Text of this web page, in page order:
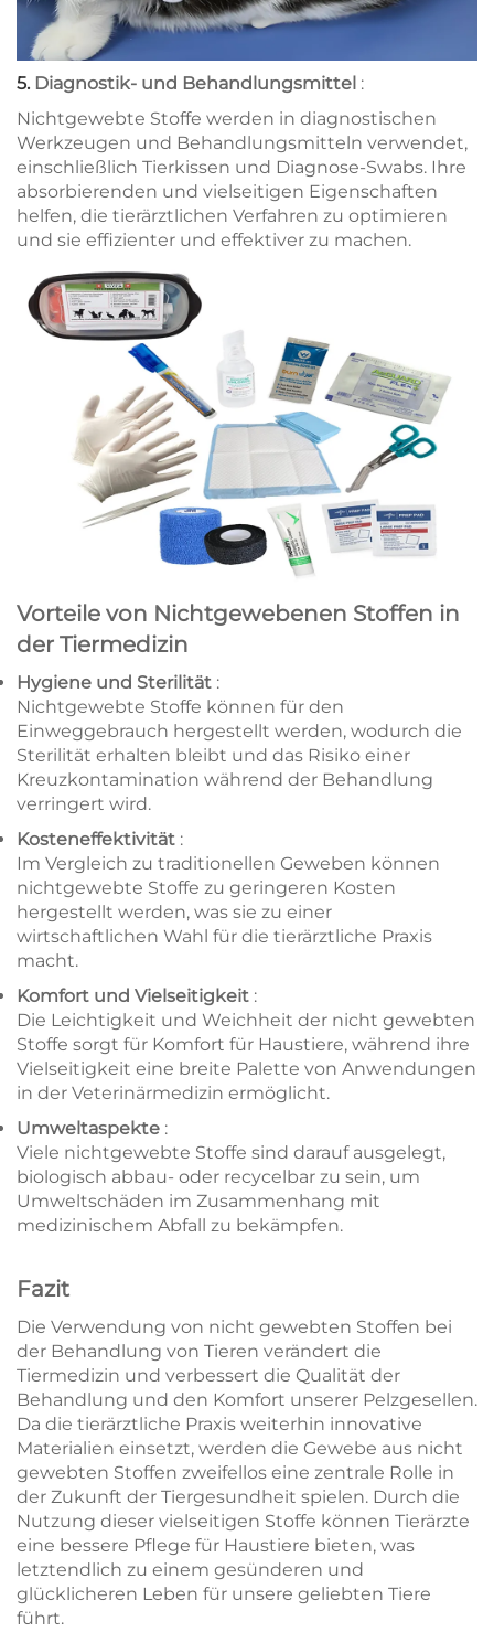
5. Diagnostik- und Behandlungsmittel :
Nichtgewebte Stoffe werden in diagnostischen
Werkzeugen und Behandlungsmitteln verwendet,
einschließlich Tierkissen und Diagnose-Swabs. Ihre
absorbierenden und vielseitigen Eigenschaften
helfen, die tierärztlichen Verfahren zu optimieren
und sie effizienter und effektiver zu machen.
Vorteile von Nichtgewebenen Stoffen in
der Tiermedizin
Hygiene und Sterilität :
Nichtgewebte Stoffe können für den
Einweggebrauch hergestellt werden, wodurch die
Sterilität erhalten bleibt und das Risiko einer
Kreuzkontamination während der Behandlung
verringert wird.
Kosteneffektivität :
Im Vergleich zu traditionellen Geweben können
nichtgewebte Stoffe zu geringeren Kosten
hergestellt werden, was sie zu einer
wirtschaftlichen Wahl für die tierärztliche Praxis
macht.
Komfort und Vielseitigkeit :
Die Leichtigkeit und Weichheit der nicht gewebten
Stoffe sorgt für Komfort für Haustiere, während ihre
Vielseitigkeit eine breite Palette von Anwendungen
in der Veterinärmedizin ermöglicht.
Umweltaspekte :
Viele nichtgewebte Stoffe sind darauf ausgelegt,
biologisch abbau- oder recycelbar zu sein, um
Umweltschäden im Zusammenhang mit
medizinischem Abfall zu bekämpfen.
Fazit
Die Verwendung von nicht gewebten Stoffen bei
der Behandlung von Tieren verändert die
Tiermedizin und verbessert die Qualität der
Behandlung und den Komfort unserer Pelzgesellen.
Da die tierärztliche Praxis weiterhin innovative
Materialien einsetzt, werden die Gewebe aus nicht
gewebten Stoffen zweifellos eine zentrale Rolle in
der Zukunft der Tiergesundheit spielen. Durch die
Nutzung dieser vielseitigen Stoffe können Tierärzte
eine bessere Pflege für Haustiere bieten, was
letztendlich zu einem gesünderen und
glücklicheren Leben für unsere geliebten Tiere
führt.